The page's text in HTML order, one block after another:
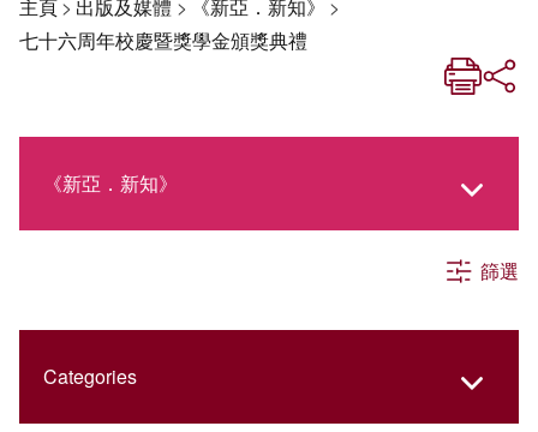
主頁> 出版及媒體 > 《新亞．新知》 >
七十六周年校慶暨獎學金頒獎典禮
《新亞．新知》
社交媒體專欄
篩選
Categories